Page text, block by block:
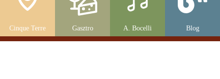
Cinque Terre Gasztro A. Bocelli Blog